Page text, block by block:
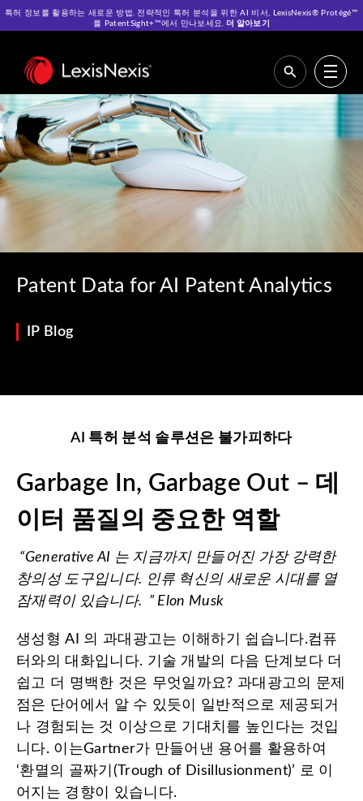
특허 정보를 활용하는 새로운 방법. 전략적인 특허 분석을 위한 AI 비서, LexisNexis® Protégé™
를 PatentSight+™에서 만나보세요. 더 알아보기
Home>Resources>IP Blog>Patent Data for AI Patent Analytics
Patent Data for AI Patent Analytics
IP Blog
AI 특허 분석 솔루션은 불가피하다
Garbage In, Garbage Out – 데
이터 품질의 중요한 역할
“Generative AI 는 지금까지 만들어진 가장 강력한
창의성 도구입니다. 인류 혁신의 새로운 시대를 열
잠재력이 있습니다. ” Elon Musk
생성형 AI 의 과대광고는 이해하기 쉽습니다.컴퓨
터와의 대화입니다. 기술 개발의 다음 단계보다 더
쉽고 더 명백한 것은 무엇일까요? 과대광고의 문제
점은 단어에서 알 수 있듯이 일반적으로 제공되거
나 경험되는 것 이상으로 기대치를 높인다는 것입
니다. 이는Gartner가 만들어낸 용어를 활용하여
‘환멸의 골짜기(Trough of Disillusionment)’ 로 이
어지는 경향이 있습니다.